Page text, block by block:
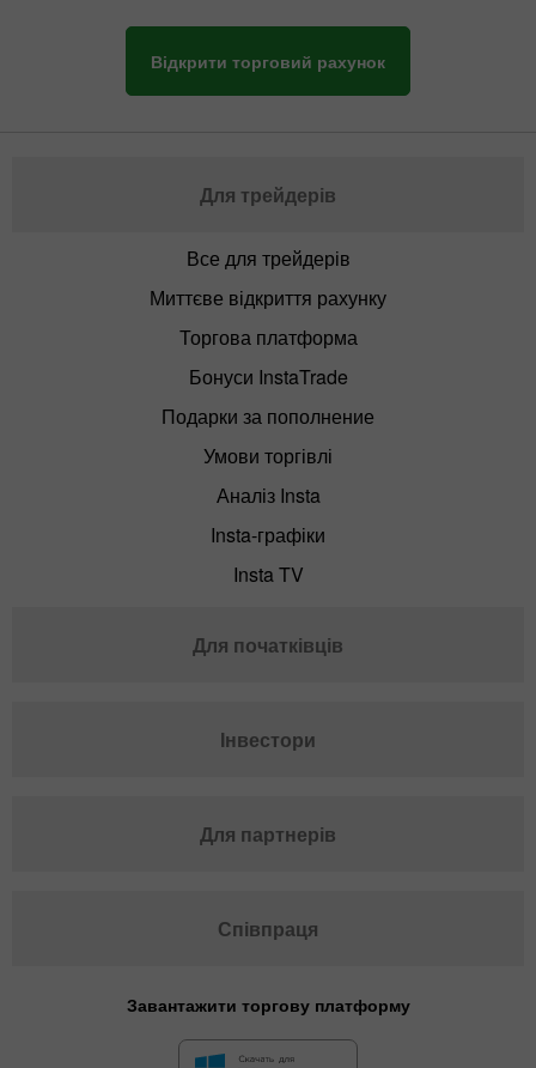
Відкрити торговий рахунок
Для трейдерів
Все для трейдерів
Миттєве відкриття рахунку
Торгова платформа
Бонуси InstaTrade
Подарки за пополнение
Умови торгівлі
Аналіз Insta
Insta-графіки
Insta TV
Для початківців
Інвестори
Для партнерів
Співпраця
Завантажити торгову платформу